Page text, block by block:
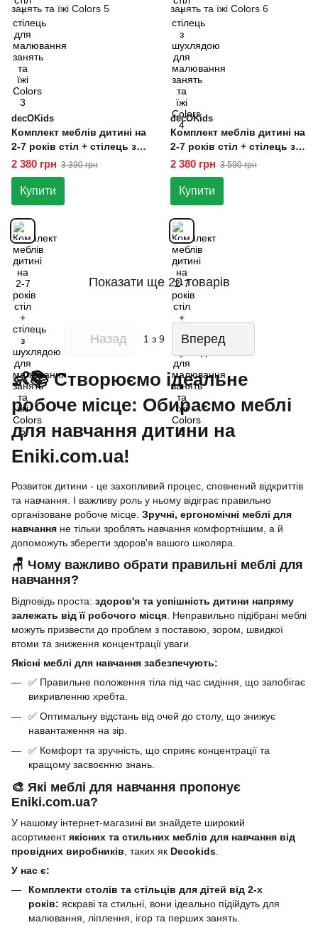
decOKids
Комплект меблів дитині на
2-7 років стіл + стілець з
шухлядою для малювання
занять та їжі Colors 5
2 380 грн 3 390 грн
Купити
decOKids
Комплект меблів дитині на
2-7 років стіл + стілець з
шухлядою для малювання
занять та їжі Colors 6
2 380 грн 3 590 грн
Купити
Показати ще 20 товарів
Назад 1 з 9 Вперед
👶📚 Створюємо ідеальне
робоче місце: Обираємо меблі
для навчання дитини на
Eniki.com.ua!
Розвиток дитини - це захопливий процес, сповнений відкриттів
та навчання. І важливу роль у ньому відіграє правильно
організоване робоче місце. Зручні, ергономічні меблі для
навчання не тільки зроблять навчання комфортнішим, а й
допоможуть зберегти здоров'я вашого школяра.
🪑 Чому важливо обрати правильні меблі для
навчання?
Відповідь проста: здоров'я та успішність дитини напряму
залежать від її робочого місця . Неправильно підібрані меблі
можуть призвести до проблем з поставою, зором, швидкої
втоми та зниження концентрації уваги.
Якісні меблі для навчання забезпечують:
✅ Правильне положення тіла під час сидіння, що запобігає
викривленню хребта.
✅ Оптимальну відстань від очей до столу, що знижує
навантаження на зір.
✅ Комфорт та зручність, що сприяє концентрації та
кращому засвоєнню знань.
🎨 Які меблі для навчання пропонує
Eniki.com.ua?
У нашому інтернет-магазині ви знайдете широкий
асортиментякісних та стильних меблів для навчання від
провідних виробників , таких як Decokids
У нас є:
Комплекти столів та стільців для дітей від 2-х
років: яскраві та стильні, вони ідеально підійдуть для
малювання, ліплення, ігор та перших занять.